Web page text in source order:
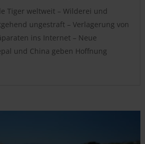
Tiger weltweit – Wilderei und
ungestraft – Verlagerung von
ins Internet – Neue
und China geben Hoffnung